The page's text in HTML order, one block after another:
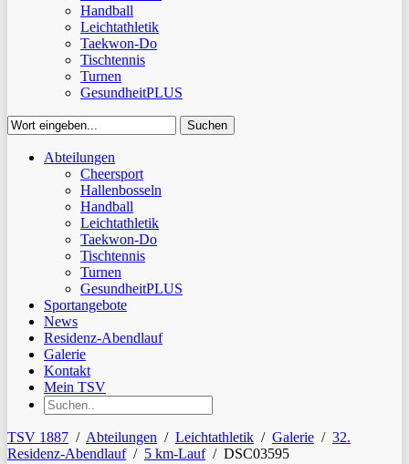
Handball
Leichtathletik
Taekwon-Do
Tischtennis
Turnen
GesundheitPLUS
Suchen
SuchenAbteilungen
Cheersport
Hallenbosseln
Handball
Leichtathletik
Taekwon-Do
Tischtennis
Turnen
GesundheitPLUS
Sportangebote
News
Residenz-Abendlauf
Galerie
Kontakt
Mein TSV
TSV 1887 / Abteilungen / Leichtathletik / Galerie / 32.
Residenz-Abendlauf/ 5 km-Lauf/ DSC03595